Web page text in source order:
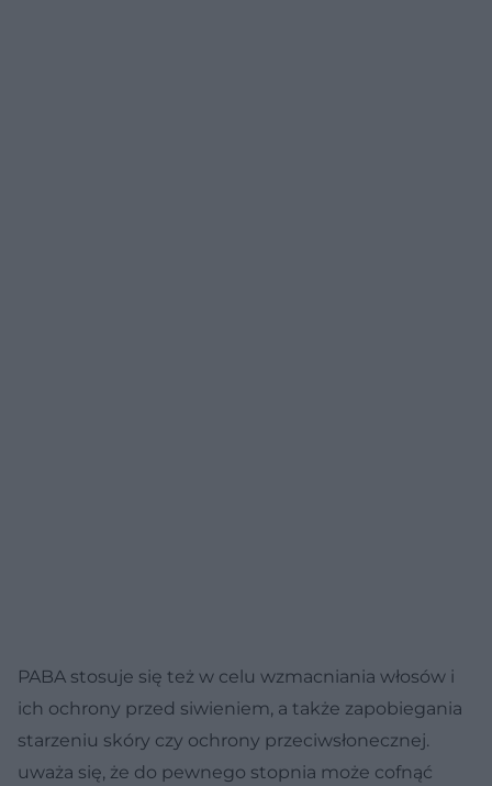
PABA stosuje się też w celu wzmacniania włosów i
ich ochrony przed siwieniem, a także zapobiegania
starzeniu skóry czy ochrony przeciwsłonecznej.
uważa się, że do pewnego stopnia może cofnąć